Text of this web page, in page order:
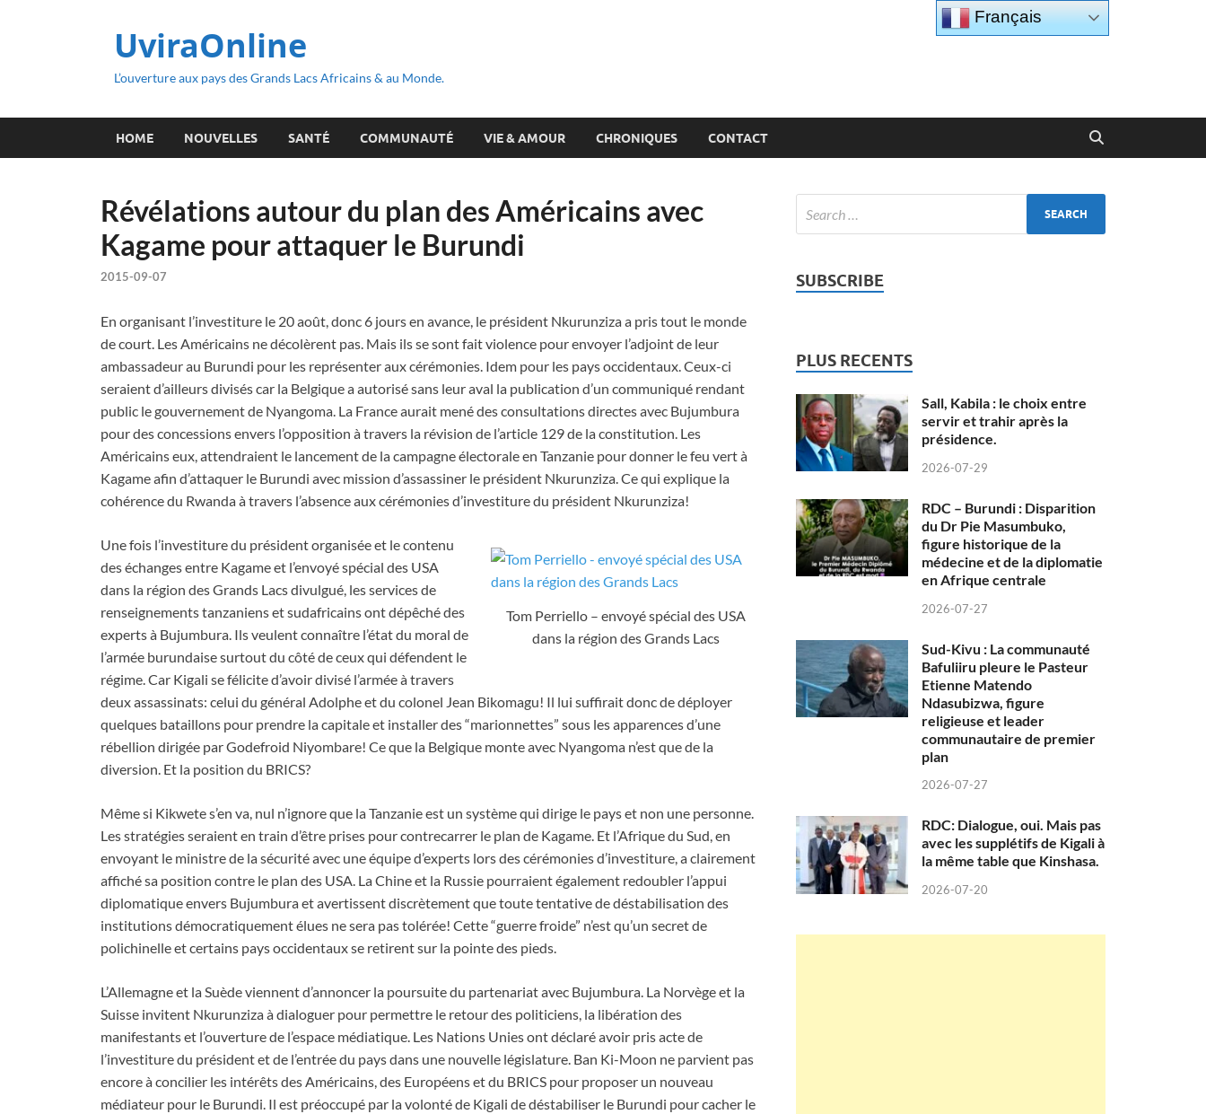
UviraOnline
L’ouverture aux pays des Grands Lacs Africains & au Monde.
HOME NOUVELLES SANTÉ COMMUNAUTÉ VIE & AMOUR CHRONIQUES CONTACT
Révélations autour du plan des Américains avec
Kagame pour attaquer le Burundi
2015-09-07
En organisant l’investiture le 20 août, donc 6 jours en avance, le président Nkurunziza a pris tout le monde
de court. Les Américains ne décolèrent pas. Mais ils se sont fait violence pour envoyer l’adjoint de leur
ambassadeur au Burundi pour les représenter aux cérémonies. Idem pour les pays occidentaux. Ceux-ci
seraient d’ailleurs divisés car la Belgique a autorisé sans leur aval la publication d’un communiqué rendant
public le gouvernement de Nyangoma. La France aurait mené des consultations directes avec Bujumbura
pour des concessions envers l’opposition à travers la révision de l’article 129 de la constitution. Les
Américains eux, attendraient le lancement de la campagne électorale en Tanzanie pour donner le feu vert à
Kagame afin d’attaquer le Burundi avec mission d’assassiner le président Nkurunziza. Ce qui explique la
cohérence du Rwanda à travers l’absence aux cérémonies d’investiture du président Nkurunziza!
Tom Perriello – envoyé spécial des USA
dans la région des Grands Lacs
Une fois l’investiture du président organisée et le contenu
des échanges entre Kagame et l’envoyé spécial des USA
dans la région des Grands Lacs divulgué, les services de
renseignements tanzaniens et sudafricains ont dépêché des
experts à Bujumbura. Ils veulent connaître l’état du moral de
l’armée burundaise surtout du côté de ceux qui défendent le
régime. Car Kigali se félicite d’avoir divisé l’armée à travers
deux assassinats: celui du général Adolphe et du colonel Jean Bikomagu! Il lui suffirait donc de déployer
quelques bataillons pour prendre la capitale et installer des “marionnettes” sous les apparences d’une
rébellion dirigée par Godefroid Niyombare! Ce que la Belgique monte avec Nyangoma n’est que de la
diversion. Et la position du BRICS?
Même si Kikwete s’en va, nul n’ignore que la Tanzanie est un système qui dirige le pays et non une personne.
Les stratégies seraient en train d’être prises pour contrecarrer le plan de Kagame. Et l’Afrique du Sud, en
envoyant le ministre de la sécurité avec une équipe d’experts lors des cérémonies d’investiture, a clairement
affiché sa position contre le plan des USA. La Chine et la Russie pourraient également redoubler l’appui
diplomatique envers Bujumbura et avertissent discrètement que toute tentative de déstabilisation des
institutions démocratiquement élues ne sera pas tolérée! Cette “guerre froide” n’est qu’un secret de
polichinelle et certains pays occidentaux se retirent sur la pointe des pieds.
L’Allemagne et la Suède viennent d’annoncer la poursuite du partenariat avec Bujumbura. La Norvège et la
Suisse invitent Nkurunziza à dialoguer pour permettre le retour des politiciens, la libération des
manifestants et l’ouverture de l’espace médiatique. Les Nations Unies ont déclaré avoir pris acte de
l’investiture du président et de l’entrée du pays dans une nouvelle législature. Ban Ki-Moon ne parvient pas
encore à concilier les intérêts des Américains, des Européens et du BRICS pour proposer un nouveau
médiateur pour le Burundi. Il est préoccupé par la volonté de Kigali de déstabiliser le Burundi pour cacher le
SUBSCRIBE
PLUS RECENTS
Sall, Kabila : le choix entre
servir et trahir après la
présidence.
2026-07-29
RDC – Burundi : Disparition
du Dr Pie Masumbuko,
figure historique de la
médecine et de la diplomatie
en Afrique centrale
2026-07-27
Sud-Kivu : La communauté
Bafuliiru pleure le Pasteur
Etienne Matendo
Ndasubizwa, figure
religieuse et leader
communautaire de premier
plan
2026-07-27
RDC: Dialogue, oui. Mais pas
avec les supplétifs de Kigali à
la même table que Kinshasa.
2026-07-20
Français